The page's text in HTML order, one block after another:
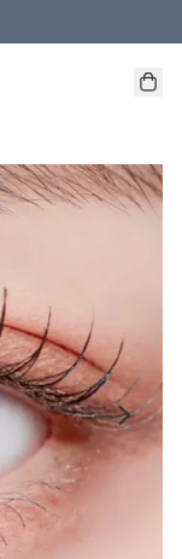
♫6件或以上8 折
買6件或以上85 折；買8件
上減HKD 32.00；買6
買8件或以上85 折；買12
貨方式 )